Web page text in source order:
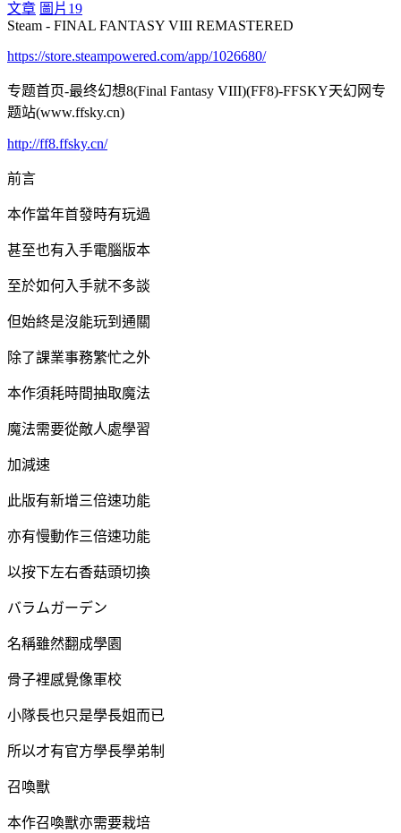
文章 圖片 19
Steam - FINAL FANTASY VIII REMASTERED
https://store.steampowered.com/app/1026680/
专题首页-最终幻想8(Final Fantasy VIII)(FF8)-FFSKY天幻网专
题站(www.ffsky.cn)
http://ff8.ffsky.cn/
前言
本作當年首發時有玩過
甚至也有入手電腦版本
至於如何入手就不多談
但始終是沒能玩到通關
除了課業事務繁忙之外
本作須耗時間抽取魔法
魔法需要從敵人處學習
加減速
此版有新增三倍速功能
亦有慢動作三倍速功能
以按下左右香菇頭切換
バラムガーデン
名稱雖然翻成學園
骨子裡感覺像軍校
小隊長也只是學長姐而已
所以才有官方學長學弟制
召喚獸
本作召喚獸亦需要栽培